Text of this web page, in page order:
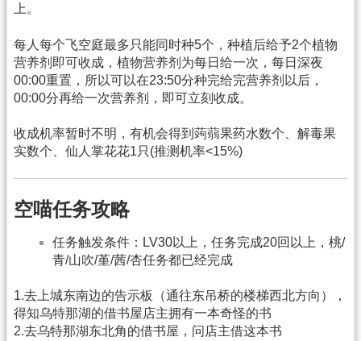
上。
每人每个飞空庭最多只能同时种5个，种植后给予2个植物
营养剂即可收成，植物营养剂为每日给一次，每日深夜
00:00重置，所以可以在23:50分种完给完营养剂以后，
00:00分再给一次营养剂，即可立刻收成。
收成机率暂时不明，有机会得到蒟蒻果药水数个、解毒果
实数个、仙人掌花花1只(推测机率<15%)
空喵任务攻略
任务触发条件：LV30以上，任务完成20回以上，桃/
青/山吹/堇/茜/杏任务都已经完成
1.去上城东南边的告示板（通往东吊桥的楼梯西北方向），
得知乌特那湖的借书屋店主拥有一本奇怪的书
2.去乌特那湖东北角的借书屋，问店主借这本书